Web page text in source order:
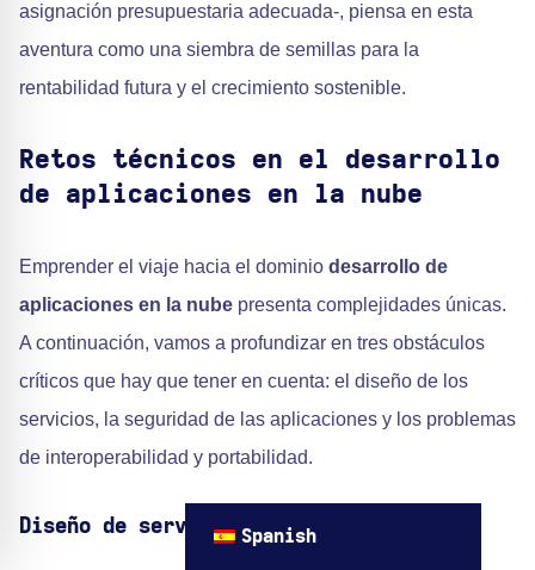
asignación presupuestaria adecuada-, piensa en esta
aventura como una siembra de semillas para la
rentabilidad futura y el crecimiento sostenible.
Retos técnicos en el desarrollo
de aplicaciones en la nube
Emprender el viaje hacia el dominio desarrollo de
aplicaciones en la nube presenta complejidades únicas.
A continuación, vamos a profundizar en tres obstáculos
críticos que hay que tener en cuenta: el diseño de los
servicios, la seguridad de las aplicaciones y los problemas
de interoperabilidad y portabilidad.
Diseño de serviciosSpanish